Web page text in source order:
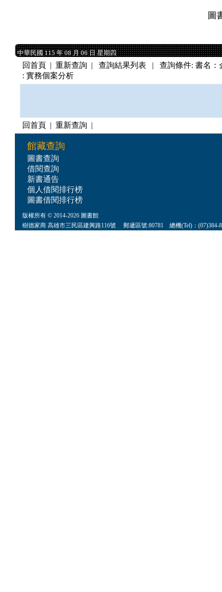
圖
中華民國 115 年 08 月 06 日 星期四
中華民國 115 年 08 月 06 日 星期四
回首頁 | 重新查詢 | 查詢結果列表 | 查詢條件: 書名：企
: 實務個案分析
回首頁 | 重新查詢 |
館藏查詢
圖書查詢
借閱查詢
新書通告
個人借閱排行榜
圖書借閱排行榜
版權所有 © 2014-2026 圖書館
樹德家商 高雄市三民區建興路116號 郵遞區號:80781 總機(Tel)：(07)384-